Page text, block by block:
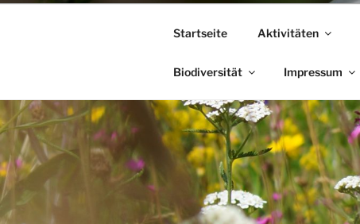
Startseite Aktivitäten
Biodiversität Impressum